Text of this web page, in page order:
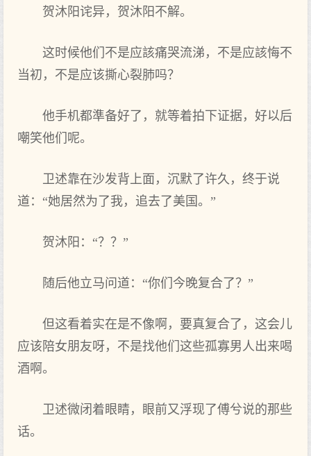
贺沐阳诧异，贺沐阳不解。
这时候他们不是应該痛哭流涕，不是应該悔不
当初，不是应该撕心裂肺吗？
他手机都準备好了，就等着拍下证据，好以后
嘲笑他们呢。
卫述靠在沙发背上面，沉默了许久，终于说
道：“她居然为了我，追去了美国。”
贺沐阳：“？？”
随后他立马问道：“你们今晚复合了？”
但这看着实在是不像啊，要真复合了，这会儿
应该陪女朋友呀，不是找他们这些孤寡男人出来喝
酒啊。
卫述微闭着眼睛，眼前又浮现了傅兮说的那些
话。